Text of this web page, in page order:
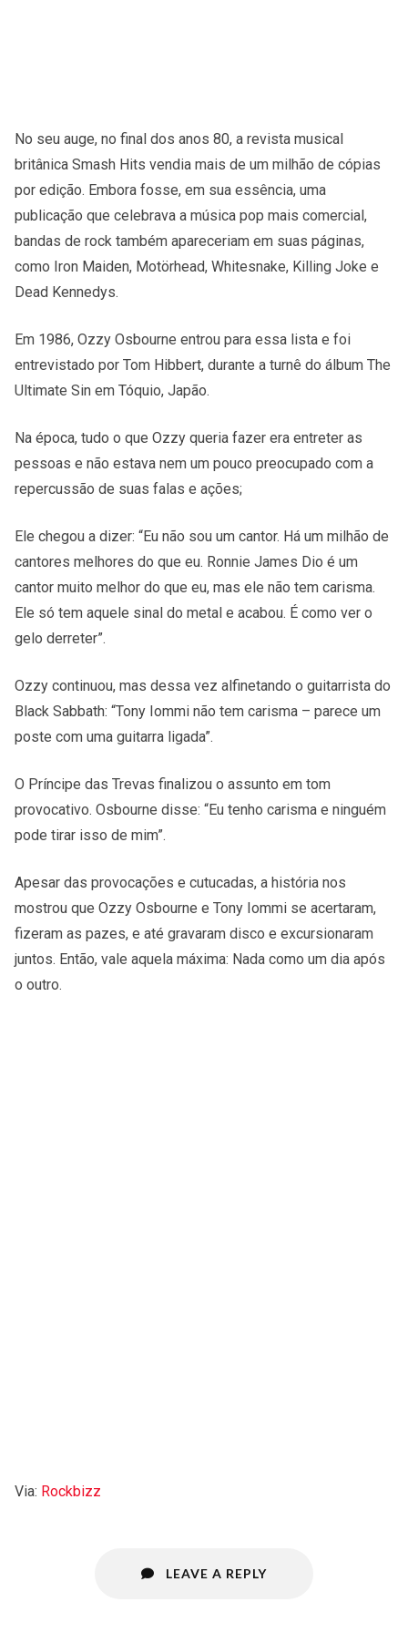
No seu auge, no final dos anos 80, a revista musical
britânica Smash Hits vendia mais de um milhão de cópias
por edição. Embora fosse, em sua essência, uma
publicação que celebrava a música pop mais comercial,
bandas de rock também apareceriam em suas páginas,
como Iron Maiden, Motörhead, Whitesnake, Killing Joke e
Dead Kennedys.
Em 1986, Ozzy Osbourne entrou para essa lista e foi
entrevistado por Tom Hibbert, durante a turnê do álbum The
Ultimate Sin em Tóquio, Japão.
Na época, tudo o que Ozzy queria fazer era entreter as
pessoas e não estava nem um pouco preocupado com a
repercussão de suas falas e ações;
Ele chegou a dizer: “Eu não sou um cantor. Há um milhão de
cantores melhores do que eu. Ronnie James Dio é um
cantor muito melhor do que eu, mas ele não tem carisma.
Ele só tem aquele sinal do metal e acabou. É como ver o
gelo derreter”.
Ozzy continuou, mas dessa vez alfinetando o guitarrista do
Black Sabbath: “Tony Iommi não tem carisma – parece um
poste com uma guitarra ligada”.
O Príncipe das Trevas finalizou o assunto em tom
provocativo. Osbourne disse: “Eu tenho carisma e ninguém
pode tirar isso de mim”.
Apesar das provocações e cutucadas, a história nos
mostrou que Ozzy Osbourne e Tony Iommi se acertaram,
fizeram as pazes, e até gravaram disco e excursionaram
juntos. Então, vale aquela máxima: Nada como um dia após
o outro.
Via: Rockbizz
LEAVE A REPLY